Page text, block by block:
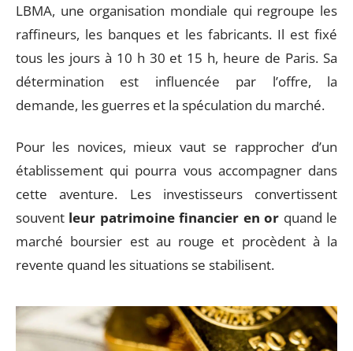
LBMA, une organisation mondiale qui regroupe les
raffineurs, les banques et les fabricants. Il est fixé
tous les jours à 10 h 30 et 15 h, heure de Paris. Sa
détermination est influencée par l’offre, la
demande, les guerres et la spéculation du marché.
Pour les novices, mieux vaut se rapprocher d’un
établissement qui pourra vous accompagner dans
cette aventure. Les investisseurs convertissent
souvent leur patrimoine financier en or quand le
marché boursier est au rouge et procèdent à la
revente quand les situations se stabilisent.